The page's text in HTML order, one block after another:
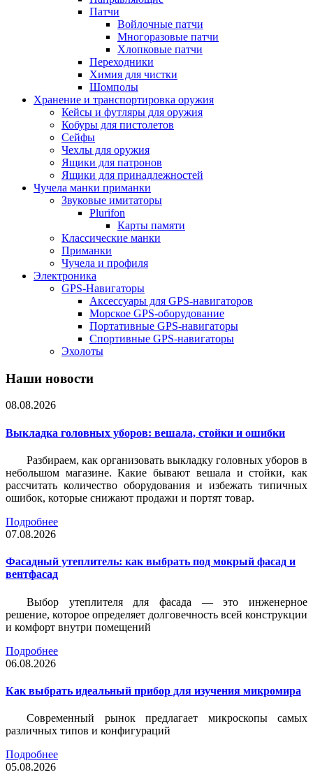
Патчи
Войлочные патчи
Многоразовые патчи
Хлопковые патчи
Переходники
Химия для чистки
Шомполы
Хранение и транспортировка оружия
Кейсы и футляры для оружия
Кобуры для пистолетов
Сейфы
Чехлы для оружия
Ящики для патронов
Ящики для принадлежностей
Чучела манки приманки
Звуковые имитаторы
Plurifon
Карты памяти
Классические манки
Приманки
Чучела и профиля
Электроника
GPS-Навигаторы
Аксессуары для GPS-навигаторов
Морское GPS-оборудование
Портативные GPS-навигаторы
Спортивные GPS-навигаторы
Эхолоты
Наши новости
08.08.2026
Выкладка головных уборов: вешала, стойки и ошибки
Разбираем, как организовать выкладку головных уборов в
небольшом магазине. Какие бывают вешала и стойки, как
рассчитать количество оборудования и избежать типичных
ошибок, которые снижают продажи и портят товар.
Подробнее
07.08.2026
Фасадный утеплитель: как выбрать под мокрый фасад и
вентфасад
Выбор утеплителя для фасада — это инженерное
решение, которое определяет долговечность всей конструкции
и комфорт внутри помещений
Подробнее
06.08.2026
Как выбрать идеальный прибор для изучения микромира
Современный рынок предлагает микроскопы самых
различных типов и конфигураций
Подробнее
05.08.2026